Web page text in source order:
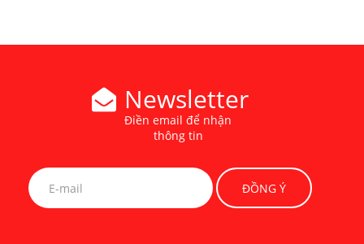
Newsletter
Điền email để nhận
thông tin